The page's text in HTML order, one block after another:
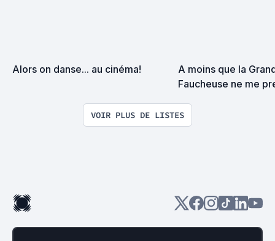
Alors on danse... au cinéma!
A moins que la
Faucheuse ne me
VOIR PLUS DE LISTES